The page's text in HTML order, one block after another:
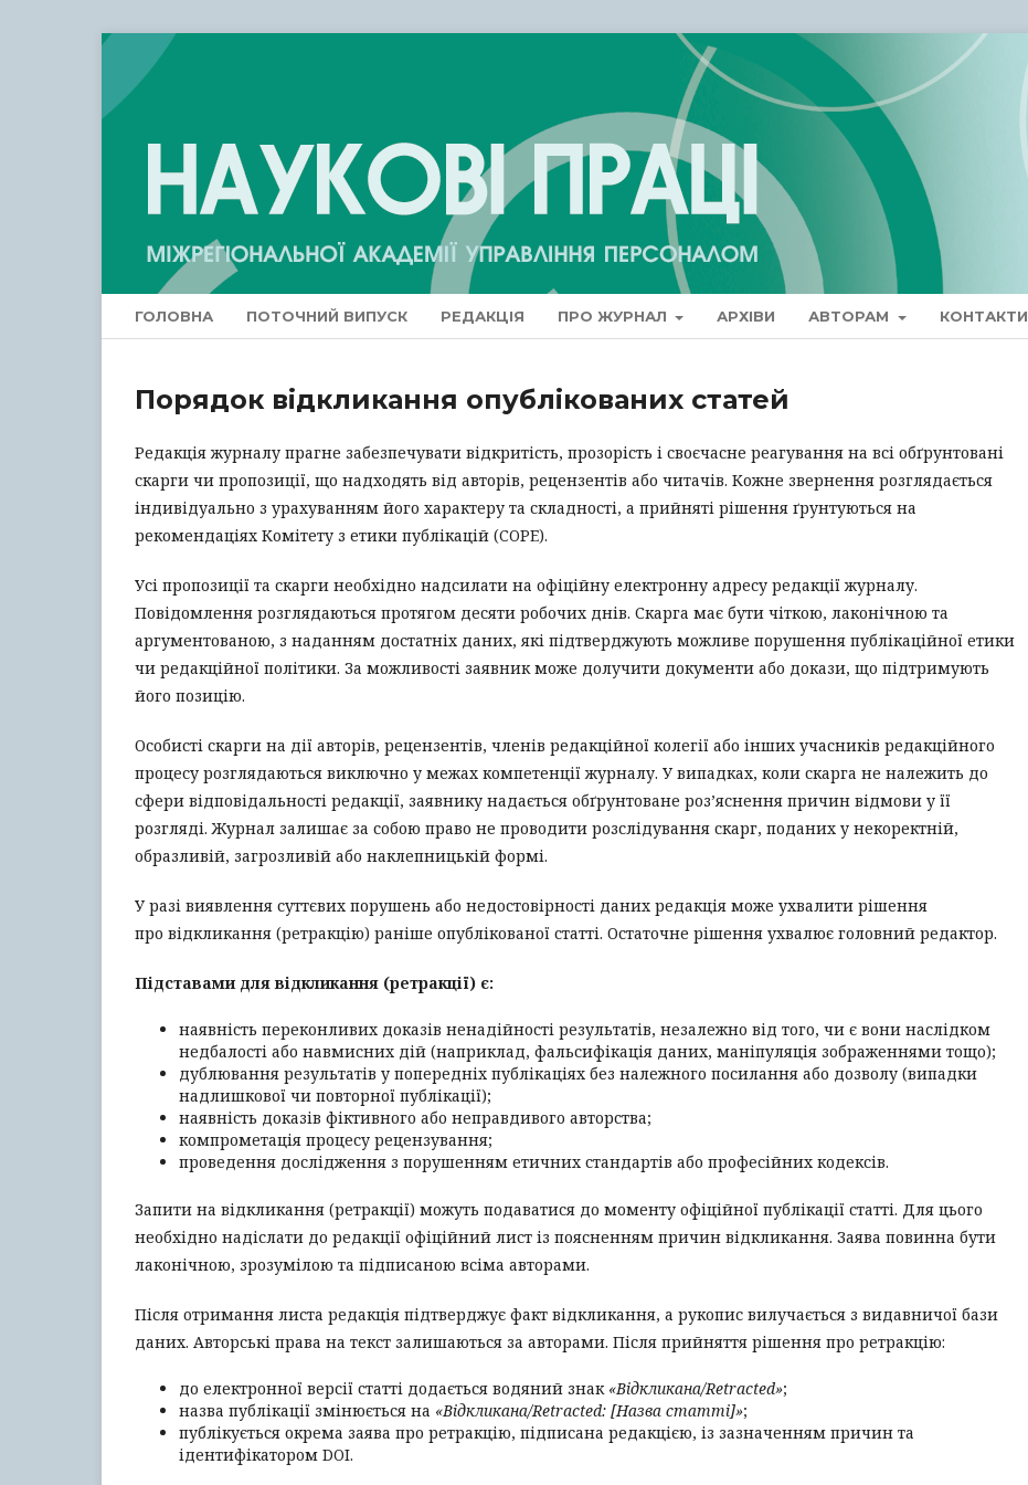
ГОЛОВНА ПОТОЧНИЙ ВИПУСК РЕДАКЦІЯ ПРО ЖУРНАЛ АРХІВИ АВТОРАМ КОНТАКТИ
Порядок відкликання опублікованих статей
Редакція журналу прагне забезпечувати відкритість, прозорість і своєчасне реагування на всі обґрунтовані
скарги чи пропозиції, що надходять від авторів, рецензентів або читачів. Кожне звернення розглядається
індивідуально з урахуванням його характеру та складності, а прийняті рішення ґрунтуються на
рекомендаціях Комітету з етики публікацій (COPE).
Усі пропозиції та скарги необхідно надсилати на офіційну електронну адресу редакції журналу.
Повідомлення розглядаються протягом десяти робочих днів. Скарга має бути чіткою, лаконічною та
аргументованою, з наданням достатніх даних, які підтверджують можливе порушення публікаційної етики
чи редакційної політики. За можливості заявник може долучити документи або докази, що підтримують
його позицію.
Особисті скарги на дії авторів, рецензентів, членів редакційної колегії або інших учасників редакційного
процесу розглядаються виключно у межах компетенції журналу. У випадках, коли скарга не належить до
сфери відповідальності редакції, заявнику надається обґрунтоване роз’яснення причин відмови у її
розгляді. Журнал залишає за собою право не проводити розслідування скарг, поданих у некоректній,
образливій, загрозливій або наклепницькій формі.
У разі виявлення суттєвих порушень або недостовірності даних редакція може ухвалити рішення
про відкликання (ретракцію) раніше опублікованої статті. Остаточне рішення ухвалює головний редактор.
Підставами для відкликання (ретракції) є:
наявність переконливих доказів ненадійності результатів, незалежно від того, чи є вони наслідком
недбалості або навмисних дій (наприклад, фальсифікація даних, маніпуляція зображеннями тощо);
дублювання результатів у попередніх публікаціях без належного посилання або дозволу (випадки
надлишкової чи повторної публікації);
наявність доказів фіктивного або неправдивого авторства;
компрометація процесу рецензування;
проведення дослідження з порушенням етичних стандартів або професійних кодексів.
Запити на відкликання (ретракції) можуть подаватися до моменту офіційної публікації статті. Для цього
необхідно надіслати до редакції офіційний лист із поясненням причин відкликання. Заява повинна бути
лаконічною, зрозумілою та підписаною всіма авторами.
Після отримання листа редакція підтверджує факт відкликання, а рукопис вилучається з видавничої бази
даних. Авторські права на текст залишаються за авторами. Після прийняття рішення про ретракцію:
до електронної версії статті додається водяний знак «Відкликана/Retracted»;
назва публікації змінюється на «Відкликана/Retracted: [Назва статті]»;
публікується окрема заява про ретракцію, підписана редакцією, із зазначенням причин та
ідентифікатором DOI.